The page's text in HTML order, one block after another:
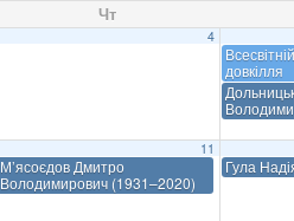
Чт
4
довкілля
11
М’ясоєдов Дмитро
Володимирович (1931–2020)
Гула